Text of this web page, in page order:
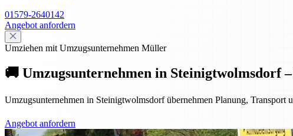
01579-2640142
Angebot anfordern
Umziehen mit Umzugsunternehmen Müller
🚚 Umzugsunternehmen in Steinigtwolmsdorf
Umzugsunternehmen in Steinigtwolmsdorf übernehmen Planung,
Angebot anfordern